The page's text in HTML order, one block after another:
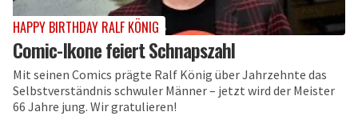
HAPPY BIRTHDAY RALF KÖNIG
Comic-Ikone feiert Schnapszahl
Mit seinen Comics prägte Ralf König über Jahrzehnte das
Selbstverständnis schwuler Männer – jetzt wird der Meister
66 Jahre jung. Wir gratulieren!